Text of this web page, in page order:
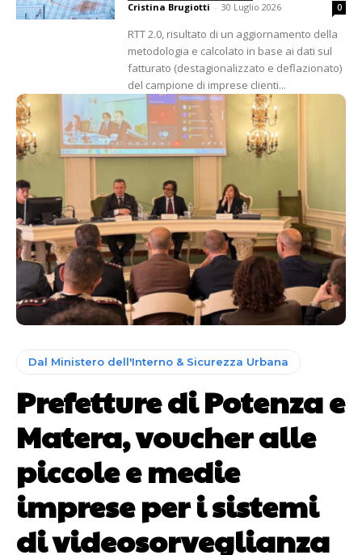
Cristina Brugiotti - 30 Luglio 2026 0
RTT 2.0, risultato di un aggiornamento della
metodologia e calcolato in base ai dati sul
fatturato (destagionalizzato e deflazionato)
del campione di imprese clienti...
Dal Ministero dell'Interno & Sicurezza Urbana
Prefetture di Potenza e
Matera, voucher alle
piccole e medie
imprese per i sistemi
di videosorveglianza